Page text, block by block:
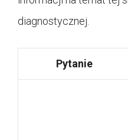
diagnostycznej.
Pytanie